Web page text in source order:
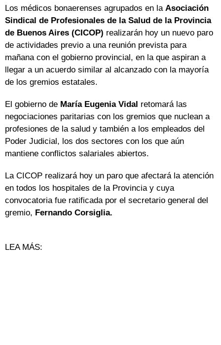
Los médicos bonaerenses agrupados en la Asociación
Sindical de Profesionales de la Salud de la Provincia
de Buenos Aires (CICOP) realizarán hoy un nuevo paro
de actividades previo a una reunión prevista para
mañana con el gobierno provincial, en la que aspiran a
llegar a un acuerdo similar al alcanzado con la mayoría
de los gremios estatales.
El gobierno de María Eugenia Vidal retomará las
negociaciones paritarias con los gremios que nuclean a
profesiones de la salud y también a los empleados del
Poder Judicial, los dos sectores con los que aún
mantiene conflictos salariales abiertos.
La CICOP realizará hoy un paro que afectará la atención
en todos los hospitales de la Provincia y cuya
convocatoria fue ratificada por el secretario general del
gremio, Fernando Corsiglia.
LEA MÁS: